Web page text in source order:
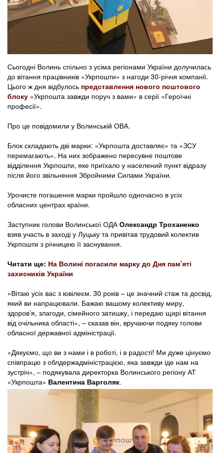
Сьогодні Волинь спільно з усіма регіонами України долучилась
до вітання працівників «Укрпошти» з нагоди 30-річчя компанії.
Цього ж дня відбулось представлення нового поштового
блоку «Укрпошта завжди поруч з вами» в серії «Героїчні
професії».
Про це повідомили у Волинській ОВА.
Блок складають дві марки: «Укрпошта доставляє» та «ЗСУ
перемагають». На них зображено пересувне поштове
відділення Укрпошти, яке приїхало у населений пункт відразу
після його звільнення Збройними Силами України.
Урочисте погашення марки пройшло одночасно в усіх
обласних центрах країни.
Заступник голови Волинської ОДА Олександр Троханенко
взяв участь в заході у Луцьку та привітав трудовий колектив
Укрпошти з річницею її заснування.
Читати ще: На Волині погасили марку до Дня пам’яті
захисників України
«Вітаю усіх вас з ювілеєм. 30 років – це значний стаж та досвід,
який ви напрацювали. Бажаю вашому колективу миру,
здоров’я, злагоди, сімейного затишку, і передаю щирі вітання
від очільника області», – сказав він, вручаючи подяку голови
обласної державної адміністрації.
«Дякуємо, що ви з нами і в роботі, і в радості! Ми дуже цінуємо
співпрацю з облдержадміністрацією, яка завжди іде нам на
зустріч», – подякувала директорка Волинського регіону АТ
«Укрпошта» Валентина Варголяк.